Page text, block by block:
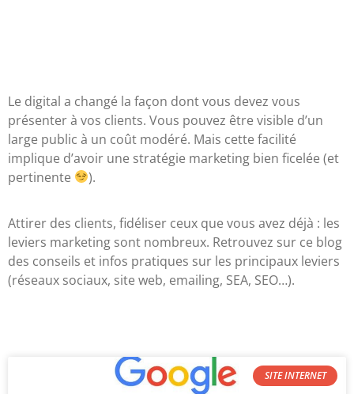
Le digital a changé la façon dont vous devez vous
présenter à vos clients. Vous pouvez être visible d’un
large public à un coût modéré. Mais cette facilité
implique d’avoir une stratégie marketing bien ficelée (et
pertinente
).
Attirer des clients, fidéliser ceux que vous avez déjà : les
leviers marketing sont nombreux. Retrouvez sur ce blog
des conseils et infos pratiques sur les principaux leviers
(réseaux sociaux, site web, emailing, SEA, SEO…).
SITE INTERNET